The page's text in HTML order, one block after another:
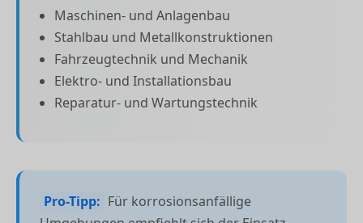
Maschinen- und Anlagenbau
Stahlbau und Metallkonstruktionen
Fahrzeugtechnik und Mechanik
Elektro- und Installationsbau
Reparatur- und Wartungstechnik
Pro-Tipp: Für korrosionsanfällige